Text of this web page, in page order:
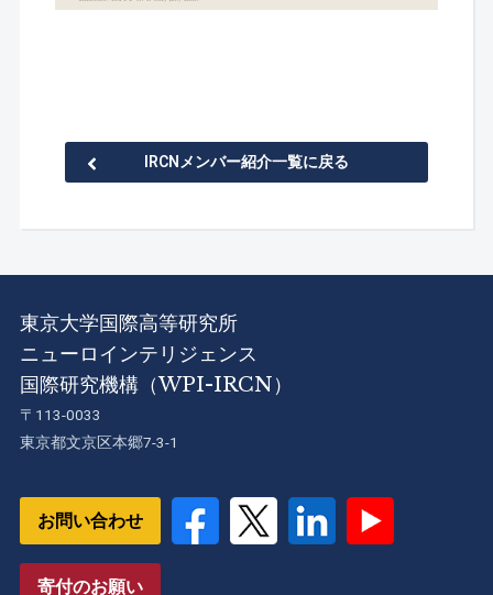
IRCNメンバー紹介一覧に戻る
東京大学国際高等研究所
ニューロインテリジェンス
国際研究機構（WPI-IRCN）
〒113-0033
東京都文京区本郷7-3-1
お問い合わせ
寄付のお願い